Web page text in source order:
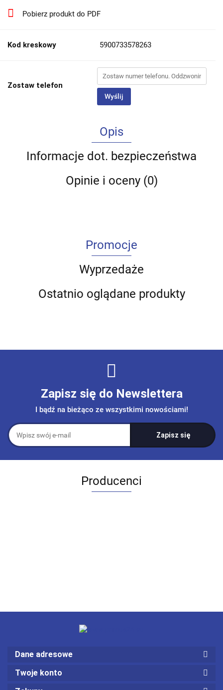
Pobierz produkt do PDF
Kod kreskowy 5900733578263
Zostaw telefon
Wyślij
Opis
Informacje dot. bezpieczeństwa
Opinie i oceny (0)
Promocje
Wyprzedaże
Ostatnio oglądane produkty
Zapisz się do Newslettera
I bądź na bieżąco ze wszystkimi nowościami!
Producenci
Dane adresowe
Twoje konto